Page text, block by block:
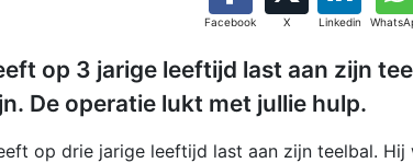
Facebook X Linkedin
op 3 jarige leeftijd last aan zijn
De operatie lukt met jullie hulp.
op drie jarige leeftijd last aan zijn teelbal.